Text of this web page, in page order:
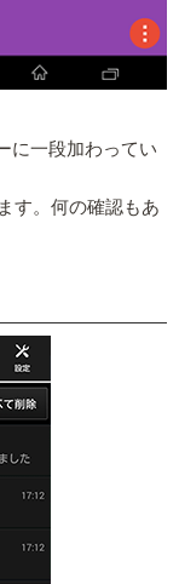
に一段加わってい
す。何の確認もあ